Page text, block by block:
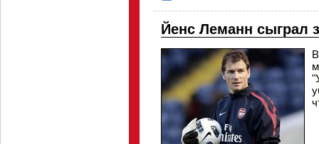
Йенс Леманн сыграл